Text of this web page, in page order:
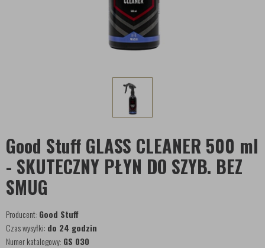
Good Stuff GLASS CLEANER 500 ml
- SKUTECZNY PŁYN DO SZYB. BEZ
SMUG
Producent: Good Stuff
Czas wysyłki: do 24 godzin
Numer katalogowy: GS 030